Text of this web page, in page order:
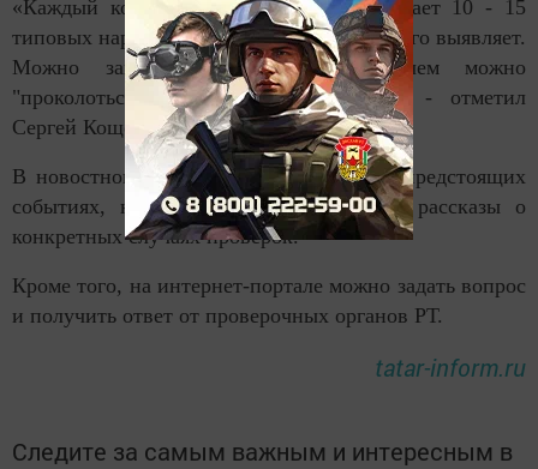
«Каждый контрольно-надзорный орган дает 10 - 15
типовых нарушений, которые он чаще всего выявляет.
Можно зайти и посмотреть, на чем можно
"проколоться" и не допустить этого», - отметил
Сергей Кощеев.
В новостном блоке есть информация о предстоящих
событиях, новинки законодательства и рассказы о
конкретных случаях проверок.
Кроме того, на интернет-портале можно задать вопрос
и получить ответ от проверочных органов РТ.
tatar-inform.ru
Следите за самым важным и интересным в